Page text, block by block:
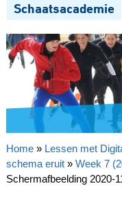
Schaatsacademie
Home» Lessen met
schema eruit» Week 7
Schermafbeelding 2020-